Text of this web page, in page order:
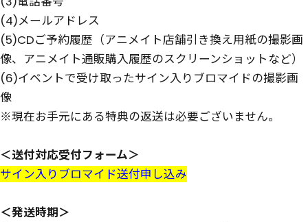
(4)メールアドレス
(5)CDご予約履歴（アニメイト店舗引き換え用紙の撮影画
像、アニメイト通販購入履歴のスクリーンショットなど）
(6)イベントで受け取ったサイン入りブロマイドの撮影画
像
※現在お手元にある特典の返送は必要ございません。
＜送付対応受付フォーム＞
サイン入りブロマイド送付申し込み
＜発送時期＞